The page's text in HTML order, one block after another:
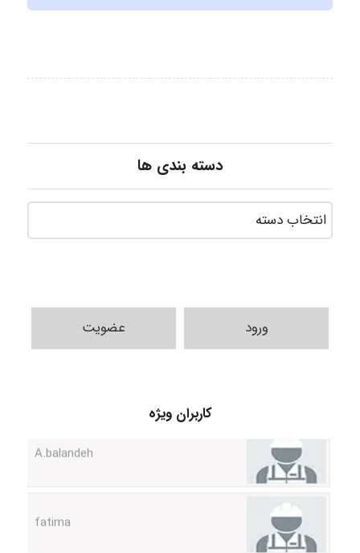
دسته بندی ها
ورود عضویت
کاربران ویژه